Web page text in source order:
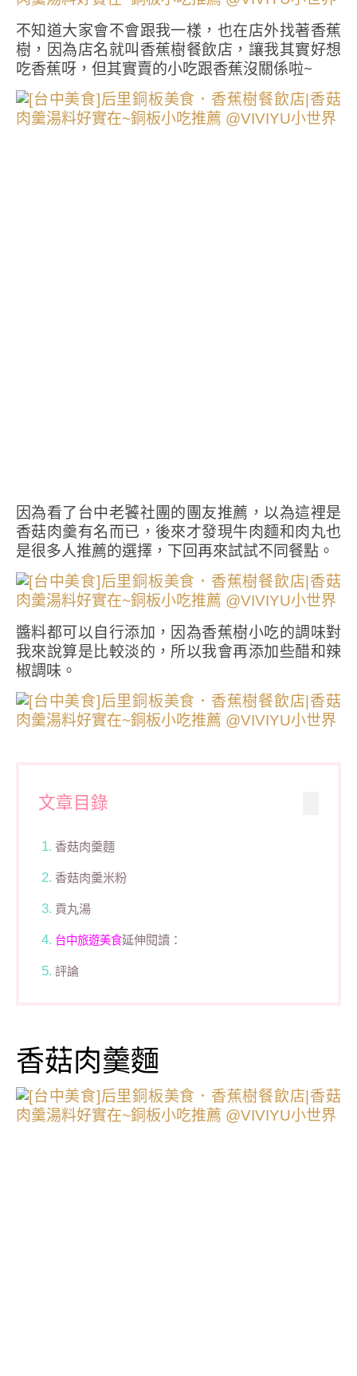
不知道大家會不會跟我一樣，也在店外找著香蕉
樹，因為店名就叫香蕉樹餐飲店，讓我其實好想
吃香蕉呀，但其實賣的小吃跟香蕉沒關係啦~
因為看了台中老饕社團的團友推薦，以為這裡是
香菇肉羹有名而已，後來才發現牛肉麵和肉丸也
是很多人推薦的選擇，下回再來試試不同餐點。
醬料都可以自行添加，因為香蕉樹小吃的調味對
我來說算是比較淡的，所以我會再添加些醋和辣
椒調味。
文章目錄
香菇肉羹麵
香菇肉羹米粉
貢丸湯
台中旅遊美食延伸閱讀：
評論
香菇肉羹麵